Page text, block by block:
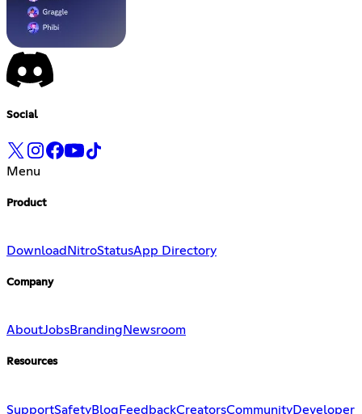
Social
Menu
Product
Download NitroStatusApp Directory
Company
AboutJobsBranding Newsroom
Resources
SupportSafetyBlog FeedbackCreatorsCommunityDeveloper